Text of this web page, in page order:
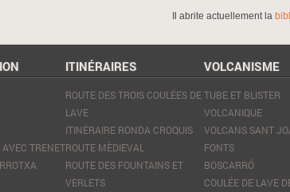
Il abrite actuellement la
TRENET
ITINÉRAIRES
ROUTE DES TROIS COULÉES DE
LAVE
ITINÉRAIRE RONDA CROQUIS
ROUTE MÈDIEVAL
ROUTE DES FOUNTAINS ET
VERLETS
VOLCANISME
TUBE ET BLISTER
VOLCANIQUE
VOLCANS SANT
FONTS
BOSCARRÓ
COULÉE DE LAVE